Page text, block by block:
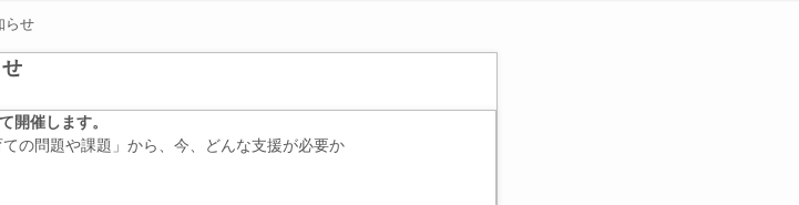
らせ
開催します。
の問題や課題」から、今、どんな支援が必要か